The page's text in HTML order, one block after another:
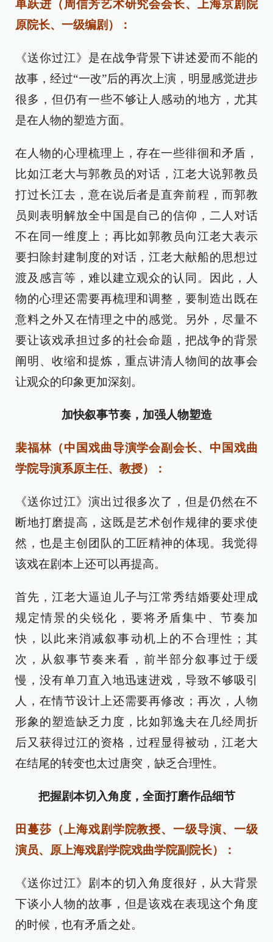
单跃进（周信芳艺术研究会会长、上海京剧院
原院长、一级编剧）：
《送你过江》是在战争背景下讲述爱而不能的
故事，经过“一改”后的再次上演，明显感觉进步
很多，但仍有一些不够让人感动的地方，尤其
是在人物的塑造方面。
在人物的心理梳理上，存在一些徘徊和矛盾，
比如江老大与郭教员的对话，江老大说郭教员
打过长江去，意在说后者是直奔前程，而郭教
员则表明解放全中国是自己的信仰，二人对话
不在同一维度上；再比如郭教员向江老大表示
要扫除封建制度的对话，江老大献船的思想过
渡及感言等，难以建立观众的认同。因此，人
物的心理还需要再梳理和调整，要制造出既在
意料之外又在情理之中的感觉。另外，尽量不
要让该戏承担过多的社会命题，把战争的背景
阐明、收缩和提炼，重点讲清人物间的故事会
让观众的印象更加深刻。
加快叙事节奏，加强人物塑造
裴福林（中国戏曲导演学会副会长、中国戏曲
学院导演系原主任、教授）：
《送你过江》演出过很多次了，但是仍然在不
断地打磨提高，这既是艺术创作规律的要求使
然，也是主创团队的工匠精神的体现。我觉得
该戏在剧本上还可以再提高。
首先，江老大逼迫儿子与江常秀结婚要处理成
规定情景的尖锐化，要将矛盾集中、节奏加
快，以此来消减叙事动机上的不合理性；其
次，从叙事节奏来看，前半部分叙事过于缓
慢，没有单刀直入地迅速进戏，导致不够吸引
人，在情节设计上还需要再修改；再次，人物
形象的塑造缺乏力度，比如郭逸夫在几经周折
后又获得过江的资格，过程显得被动，江老大
在结尾的转变也太过唐突，缺乏合理性。
把握剧本切入角度，全面打磨作品细节
田蔓莎（上海戏剧学院教授、一级导演、一级
演员、原上海戏剧学院戏曲学院副院长）：
《送你过江》剧本的切入角度很好，从大背景
下谈小人物的故事，但是该戏在表现这个角度
的时候，也有矛盾之处。